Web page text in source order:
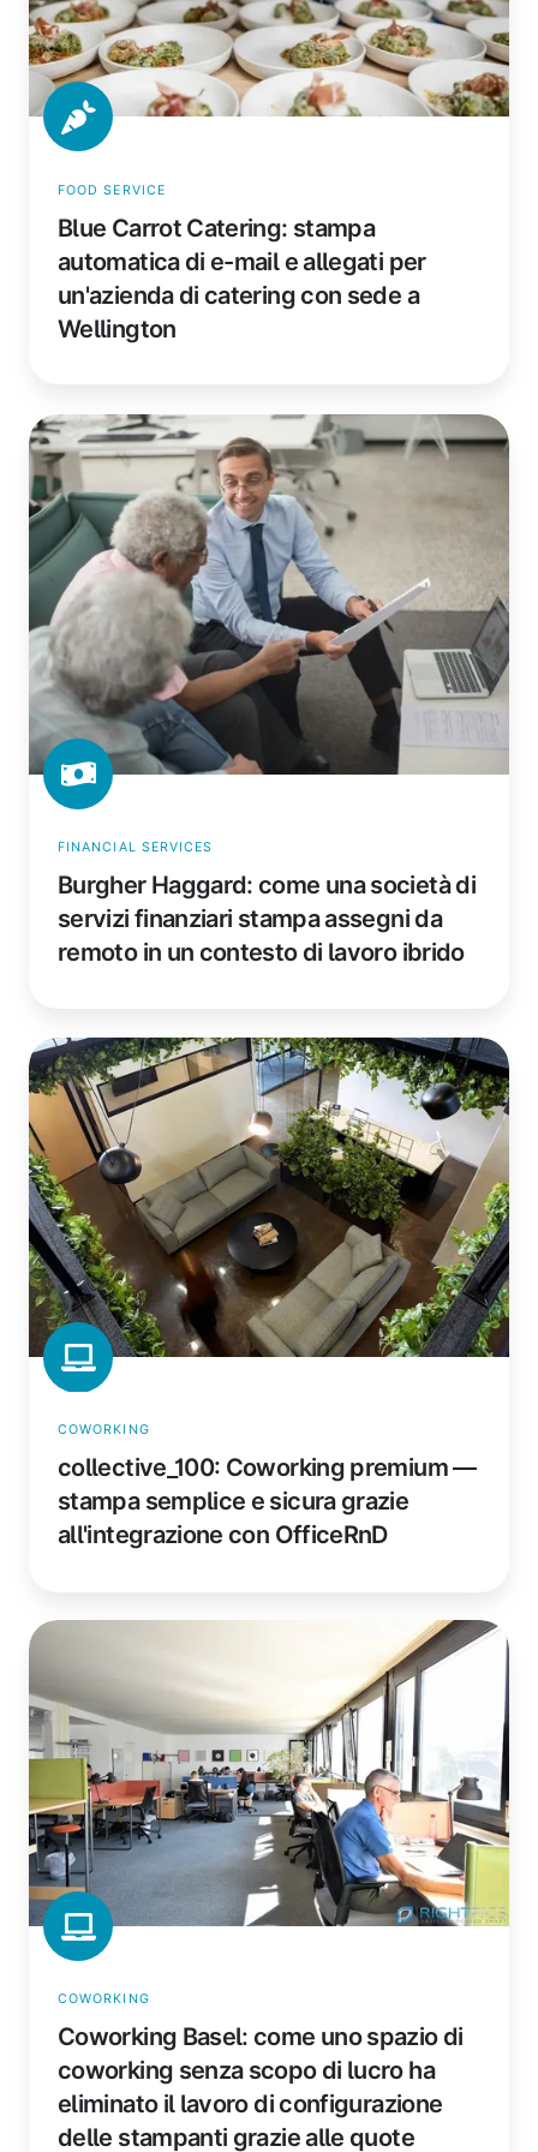
allegati
per
un'azienda
di
catering
Wellington
FOOD SERVICE
Blue Carrot Catering: stampa
automatica di e-mail e allegati per
un'azienda di catering con sede a
Wellington
Burgher
Haggard:
come
una
società
di
servizi
finanziari
stampa
assegni
da
remoto
in
un
lavoro
ibrido
FINANCIAL SERVICES
Burgher Haggard: come una società di
servizi finanziari stampa assegni da
remoto in un contesto di lavoro ibrido
collective_100:
Coworking
premium
—
stampa
semplice
e
sicura
grazie
all'integrazione
con
OfficeRnD
COWORKING
collective_100: Coworking premium —
stampa semplice e sicura grazie
all'integrazione con OfficeRnD
Coworking
come
uno
spazio
coworking
senza
scopo
di
lucro
ha
lavoro
configurazione
delle
COWORKING
Coworking Basel: come uno spazio di
coworking senza scopo di lucro ha
eliminato il lavoro di configurazione
delle stampanti grazie alle quote